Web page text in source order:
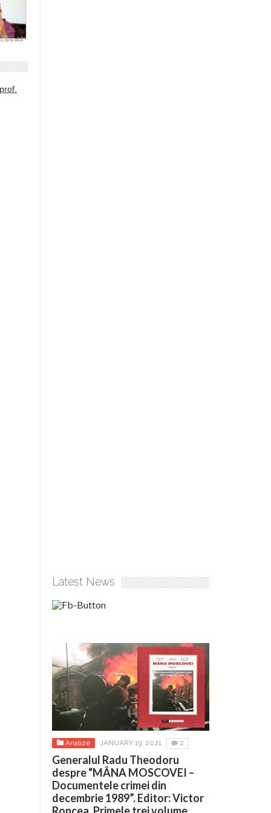
Latest News
Analize JANUARY 19, 2021 2
Generalul Radu Theodoru
despre “MÂNA MOSCOVEI –
Documentele crimei din
decembrie 1989”. Editor: Victor